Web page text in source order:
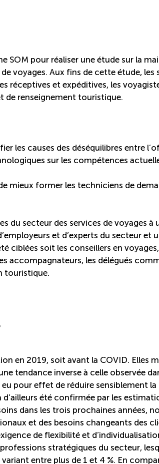
SOM pour réaliser une étude sur la
voyages. Aux fins de cette étude,
réceptives et expéditives, les
de renseignement touristique.
les causes des déséquilibres entre
sur les compétences
mieux former les techniciens de
du secteur des services de voyages à
et d’experts du secteur et
ciblées soit les conseillers en
accompagnateurs, les délégués
touristique.
en 2019, soit avant la COVID. Elles
tendance inverse à celle observée
pour effet de réduire sensiblement
été confirmée par les
dans les trois prochaines années,
et des besoins changeants des
de flexibilité et
stratégiques du secteur,
entre plus de 1 et 4 %. En